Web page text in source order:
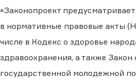
«Законопроект
в нормативные правовые акты
числе в Кодекс о здоровье
здравоохранения, а также Закон
государственной молодежной